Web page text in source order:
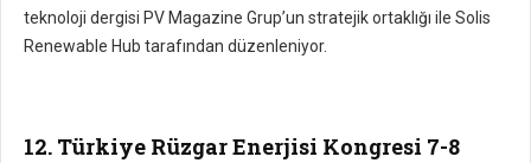
teknoloji dergisi PV Magazine Grup’un stratejik ortaklığı ile Solis
Renewable Hub tarafından düzenleniyor.
12. Türkiye Rüzgar Enerjisi Kongresi 7-8